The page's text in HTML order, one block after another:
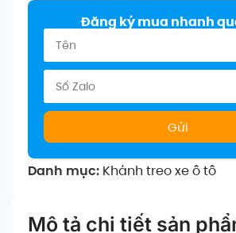
Đăng ký mua nhanh
Gửi
Danh mục: Khánh treo xe ô tô
Mô tả chi tiết sản